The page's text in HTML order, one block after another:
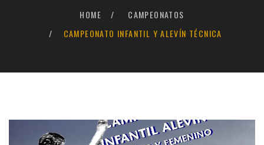
HOME
CAMPEONATOS
CAMPEONATO INFANTIL Y ALEVÍN TÉCNICA